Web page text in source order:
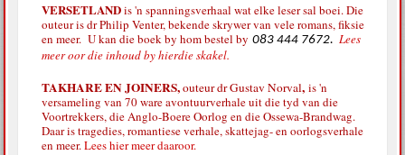
VERSETLANDis 'n spanningsverhaal wat elke leser sal boei. Die
outeur is dr Philip Venter, bekende skrywer van vele romans, fiksie
en meer. U kan die boek by hom bestel by083 444 7672.Lees
meer oor die inhoud by hierdie skakel.
TAKHARE EN JOINERS,outeur dr Gustav Norval, is 'n
versameling van 70 ware avontuurverhale uit die tyd van die
Voortrekkers, die Anglo-Boere Oorlog en die Ossewa-Brandwag.
Daar is tragedies, romantiese verhale, skattejag- en oorlogsverhale
en meer.Lees hier meer daaroor.